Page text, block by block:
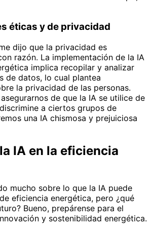
éticas y de privacidad
dijo que la privacidad es
razón. La implementación de la IA
implica recopilar y analizar
de datos, lo cual plantea
la privacidad de las personas.
de que la IA se utilice de
a ciertos grupos de
una IA chismosa y prejuiciosa
IA en la eficiencia
mucho sobre lo que la IA puede
eficiencia energética, pero ¿qué
Bueno, prepárense para el
y sostenibilidad energética.